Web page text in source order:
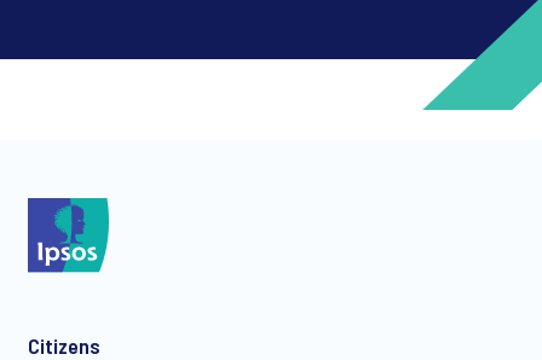
Citizens